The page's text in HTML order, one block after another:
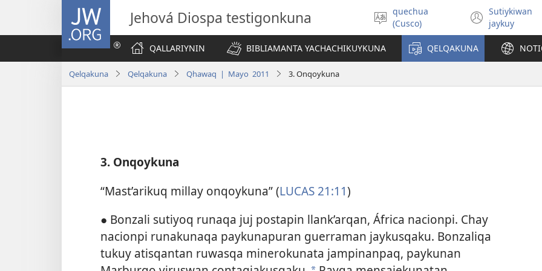
JW.ORG
Jehová Diospa testigonkuna
Simita
akllay
quechua
(Cusco)
Sutiykiwan
jaykuy(abre
una
nueva
QALLARIYNIN BIBLIAMANTA YACHACHIKUYKUNA QELQAKUNA
Qelqakuna Qelqakuna Qhawaq | Mayo 2011 3. Onqoykuna
3. Onqoykuna
“Mast’arikuq millay onqoykuna” (LUCAS 21:11)
● Bonzali sutiyoq runaqa juj postapin llank’arqan, África nacionpi. Chay
nacionpi runakunaqa paykunapuran guerraman jaykusqaku. Bonzaliqa
tukuy atisqantan ruwasqa minerokunata jampinanpaq, paykunan